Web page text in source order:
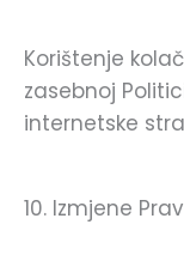
Korištenje
zasebnoj
internetske
10. Izmjene